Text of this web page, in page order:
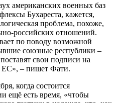
американских военных баз
Бухареста, кажется,
проблема, похоже,
российских отношений.
по поводу возможной
союзные республики –
свои подписи на
ЕС», – пишет Фати.
когда состоится
ещё есть время, «чтобы